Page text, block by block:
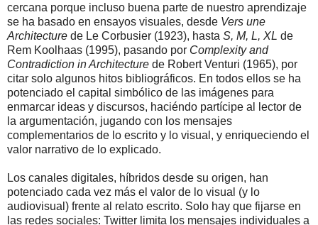
cercana porque incluso buena parte de nuestro aprendizaje
se ha basado en ensayos visuales, desde Vers une
Architecture de Le Corbusier (1923), hasta S, M, L, XL de
Rem Koolhaas (1995), pasando por Complexity and
Contradiction in Architecture de Robert Venturi (1965), por
citar solo algunos hitos bibliográficos. En todos ellos se ha
potenciado el capital simbólico de las imágenes para
enmarcar ideas y discursos, haciéndo partícipe al lector de
la argumentación, jugando con los mensajes
complementarios de lo escrito y lo visual, y enriqueciendo el
valor narrativo de lo explicado.
Los canales digitales, híbridos desde su origen, han
potenciado cada vez más el valor de lo visual (y lo
audiovisual) frente al relato escrito. Solo hay que fijarse en
las redes sociales: Twitter limita los mensajes individuales a